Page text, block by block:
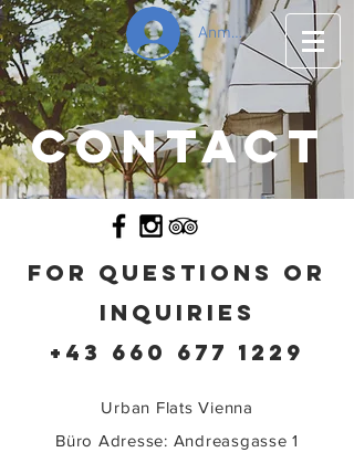
Anmelden
contact
FOR QUESTIONS OR
INQUIRIES
+43 660 677 1229
Urban Flats Vienna
Büro Adresse: Andreasgasse 1